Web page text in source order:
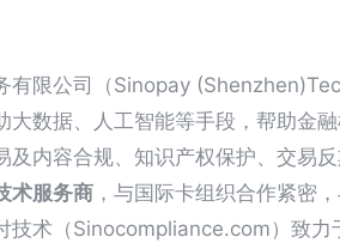
有限公司（Sinopay
大数据、人工智能等手段，帮助金
及内容合规、知识产权保护、交易
术服务商 ，与国际卡组织合作紧密
技术（Sinocompliance.com）致